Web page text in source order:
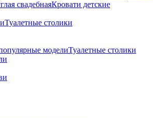
свадебнаяКровати детские
Туалетные столики
моделиТуалетные столики